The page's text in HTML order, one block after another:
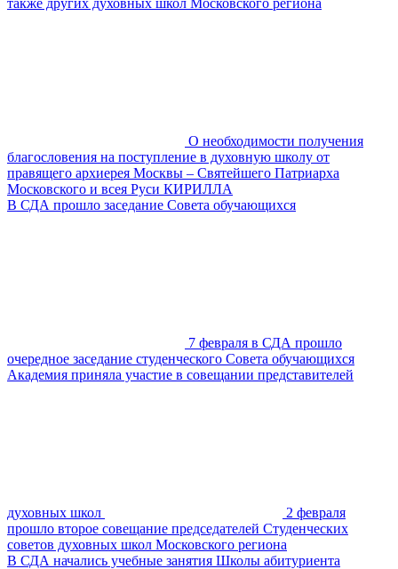
О необходимости получения
благословения на поступление в духовную школу от
правящего архиерея Москвы – Святейшего Патриарха
Московского и всея Руси КИРИЛЛА
В СДА прошло заседание Совета обучающихся
7 февраля в СДА прошло
очередное заседание студенческого Совета обучающихся
Академия приняла участие в совещании представителей
духовных школ
2 февраля
прошло второе совещание председателей Студенческих
советов духовных школ Московского региона
В СДА начались учебные занятия Школы абитуриента